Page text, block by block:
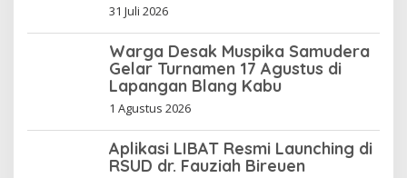
31 Juli 2026
Warga Desak Muspika Samudera
Gelar Turnamen 17 Agustus di
Lapangan Blang Kabu
1 Agustus 2026
Aplikasi LIBAT Resmi Launching di
RSUD dr. Fauziah Bireuen